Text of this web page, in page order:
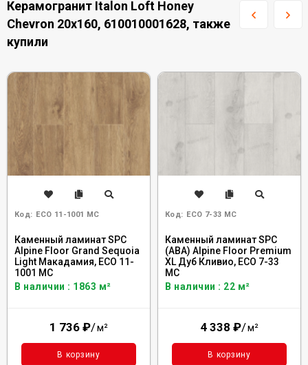
Керамогранит Italon Loft Honey
Chevron 20x160, 610010001628, также
купили
Код: ECO 11-1001 MC
Каменный ламинат SPC
Alpine Floor Grand Sequoia
Light Макадамия, ЕСО 11-
1001 MC
В наличии : 1863 м²
1 736 ₽/м²
В корзину
Код: ECO 7-33 MC
Каменный ламинат SPC
(ABA) Alpine Floor Premium
XL Дуб Кливио, ECO 7-33
MC
В наличии : 22 м²
4 338 ₽/м²
В корзину